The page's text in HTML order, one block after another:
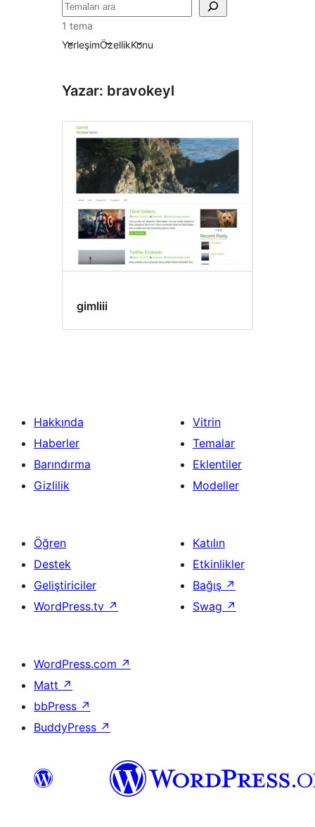
Ara
1 tema
YerleşimÖzellikKonu
Yazar: bravokeyl
gimliii
Hakkında
Haberler
Barındırma
Gizlilik
Vitrin
Temalar
Eklentiler
Modeller
Öğren
Destek
Geliştiriciler
WordPress.tv ↗
Katılın
Etkinlikler
Bağış ↗
Swag ↗
WordPress.com ↗
Matt ↗
bbPress ↗
BuddyPress ↗